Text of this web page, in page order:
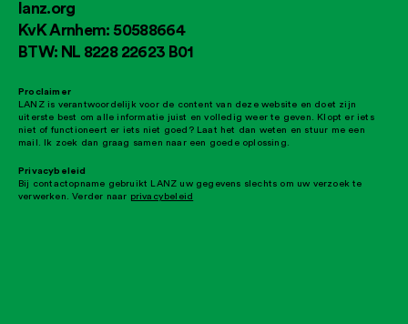
lanz.org
KvK Arnhem: 50588664
BTW: NL 8228 22623 B01
Proclaimer
LANZ is verantwoordelijk voor de content van deze website en doet zijn
uiterste best om alle informatie juist en volledig weer te geven. Klopt er iets
niet of functioneert er iets niet goed? Laat het dan weten en stuur me een
mail. Ik zoek dan graag samen naar een goede oplossing.
Privacybeleid
Bij contactopname gebruikt LANZ uw gegevens slechts om uw verzoek te
verwerken. Verder naar privacybeleid